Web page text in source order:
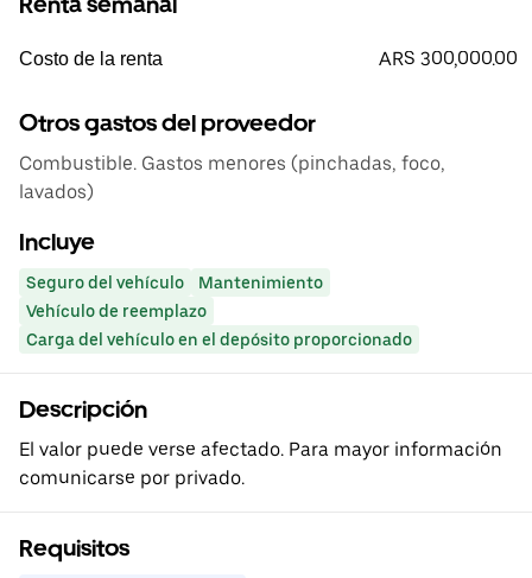
Costo de la renta ARS 300,000.00
Otros gastos del proveedor
Combustible. Gastos menores (pinchadas, foco,
lavados)
Incluye
Seguro del vehículo
Mantenimiento
Vehículo de reemplazo
Carga del vehículo en el depósito proporcionado
Descripción
El valor puede verse afectado. Para mayor información
comunicarse por privado.
Requisitos